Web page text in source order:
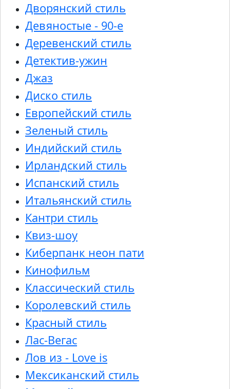
Дворянский стиль
Девяностые - 90-е
Деревенский стиль
Детектив-ужин
Джаз
Диско стиль
Европейский стиль
Зеленый стиль
Индийский стиль
Ирландский стиль
Испанский стиль
Итальянский стиль
Кантри стиль
Квиз-шоу
Киберпанк неон пати
Кинофильм
Классический стиль
Королевский стиль
Красный стиль
Лас-Вегас
Лов из - Love is
Мексиканский стиль